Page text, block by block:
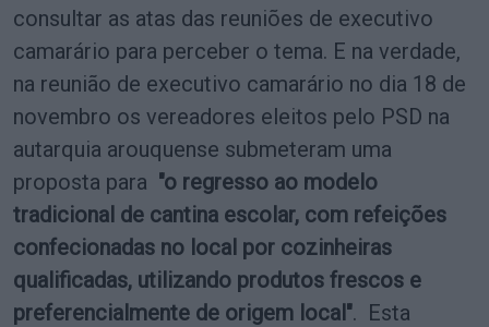
consultar as atas das reuniões de executivo
camarário para perceber o tema. E na verdade,
na reunião de executivo camarário no dia 18 de
novembro os vereadores eleitos pelo PSD na
autarquia arouquense submeteram uma
proposta para "o regresso ao modelo
tradicional de cantina escolar, com refeições
confecionadas no local por cozinheiras
qualificadas, utilizando produtos frescos e
preferencialmente de origem local". Esta